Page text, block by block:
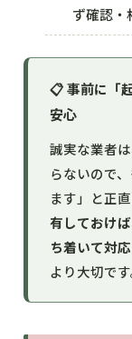
ず確認・
📋 事前に「
安心
誠実な業者
らないので
ます」と正
有しておけ
ち着いて対応
より大切です